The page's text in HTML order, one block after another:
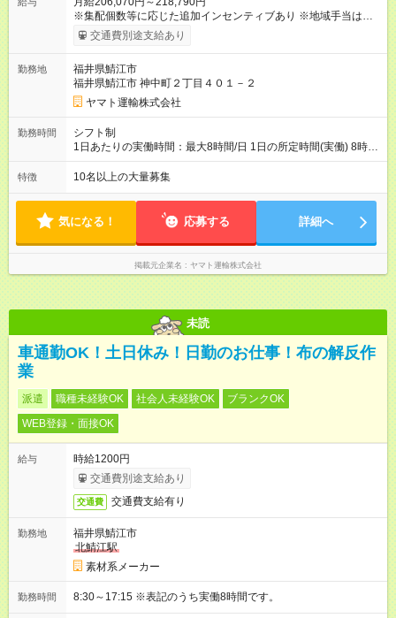
※集配個数等に応じた追加インセンティブあり ※地域手当は居住
地によって異なる 加えて、インセンティブ・超勤手当・通勤手
当・扶養手当など各種手当が充実しています。 【試用期間】試
と同じです。
交通費別途支給あり
勤務地
福井県鯖江市
福井県鯖江市 神中町２丁目４０１－２
ヤマト運輸株式会社
勤務時間
シフト制
1日あたりの実働時間：最大8時間/日 1日の所定時間(実働) 8時
間 週所定40時間 月間所定時間 165時間（残業時間25時間程
度） 年間所定時間 1，976時間（残業時間300時間程度） 【シ
勤務交番表(シフト制／15日締め)により定める ※法定労働時間に
よる管理
特徴 10名以上の大量募集
気になる！ 応募する 詳細へ
掲載元企業名 ヤマト運輸株式会社
未読
車通勤OK！土日休み！日勤のお仕事！布の解反作
業
派遣 職種未経験OK 社会人未経験OK
ブランクOK
WEB登録・面接OK
給与
時給1200円
交通費別途支給あり
交通費 交通費支給有り
勤務地
福井県鯖江市
北鯖江駅
素材系メーカー
勤務時間 8:30～17:15 ※表記のうち実働8時間です。